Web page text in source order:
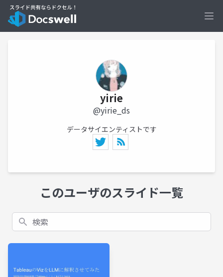
yirie
@yirie_ds
データサイエンティストです
このユーザのスライド一覧
検索